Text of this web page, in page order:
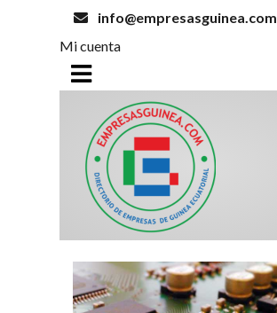
info@empresasguinea.com
Mi cuenta